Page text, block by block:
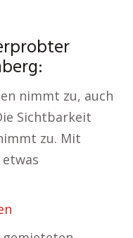
nimmt zu, auch
Sichtbarkeit
zu. Mit